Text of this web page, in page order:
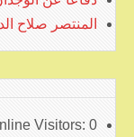
المنتصر صلاح
Visitors: 0